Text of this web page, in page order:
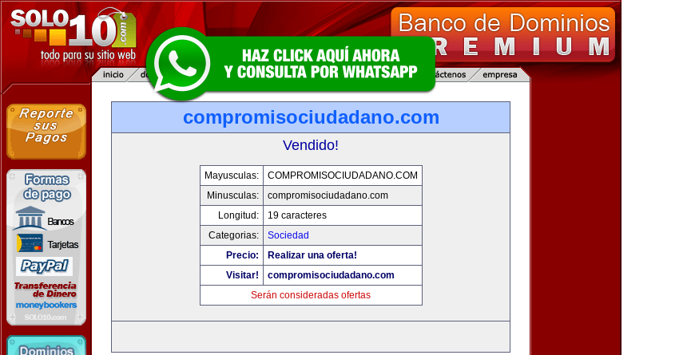
compromisociudadano.com
Vendido!
Mayusculas:
COMPROMISOCIUDADANO.COM
Minusculas:
compromisociudadano.com
Longitud:
19 caracteres
Categorias:
Sociedad
Precio:
Realizar una oferta!
Visitar!
compromisociudadano.com
Serán consideradas ofertas